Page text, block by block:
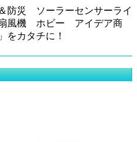
災 ソーラーセンサーライ
風機 ホビー アイデア商
カタチに！